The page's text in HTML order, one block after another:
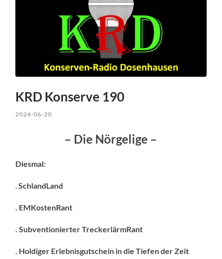
KRD Konserve 190
2024-06-20
– Die Nörgelige –
Diesmal:
.SchlandLand
. EMKostenRant
. Subventionierter TreckerlärmRant
. Holdiger Erlebnisgutschein in die Tiefen der Zeit